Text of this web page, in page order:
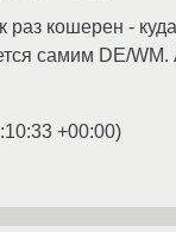
раз кошерен -
самим DE/
+00:00)